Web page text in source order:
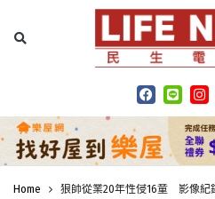
Home 狼師從業20年性侵16童 影像紀